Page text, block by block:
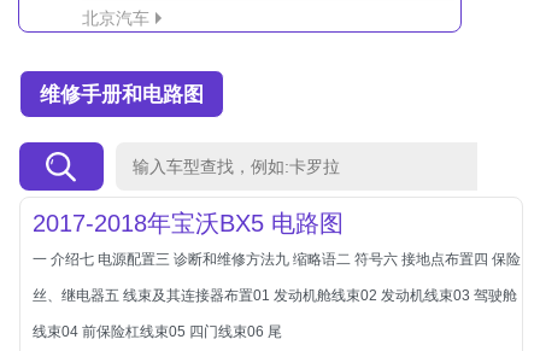
北京汽车
北京越野车
北汽制造
维修手册和电路图
2017-2018年宝沃BX5 电路图
一 介绍七 电源配置三 诊断和维修方法九 缩略语二 符号六 接地点布置四 保险
丝、继电器五 线束及其连接器布置01 发动机舱线束02 发动机线束03 驾驶舱
线束04 前保险杠线束05 四门线束06 尾